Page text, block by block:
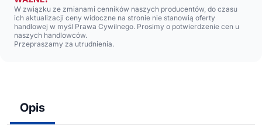
W związku ze zmianami cenników naszych producentów, do czasu
ich aktualizacji ceny widoczne na stronie nie stanowią oferty
handlowej w myśl Prawa Cywilnego. Prosimy o potwierdzenie cen u
naszych handlowców.
Przepraszamy za utrudnienia.
Opis